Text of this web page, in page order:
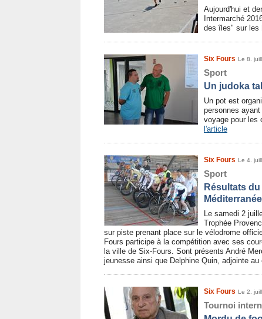
Aujourd'hui et
Intermarché
des îles" sur les
Six Fours Le 8.
Sport
Un judoka
Un pot est
personnes
voyage pour les
l'article
Six Fours Le 4.
Sport
Résultats
Le samedi 2
Trophée
sur piste prenant place sur le vélodrome
Fours participe à la compétition avec ses
la ville de Six-Fours. Sont présents André
jeunesse ainsi que Delphine Quin, adjointe au
Six Fours Le 2.
Tournoi